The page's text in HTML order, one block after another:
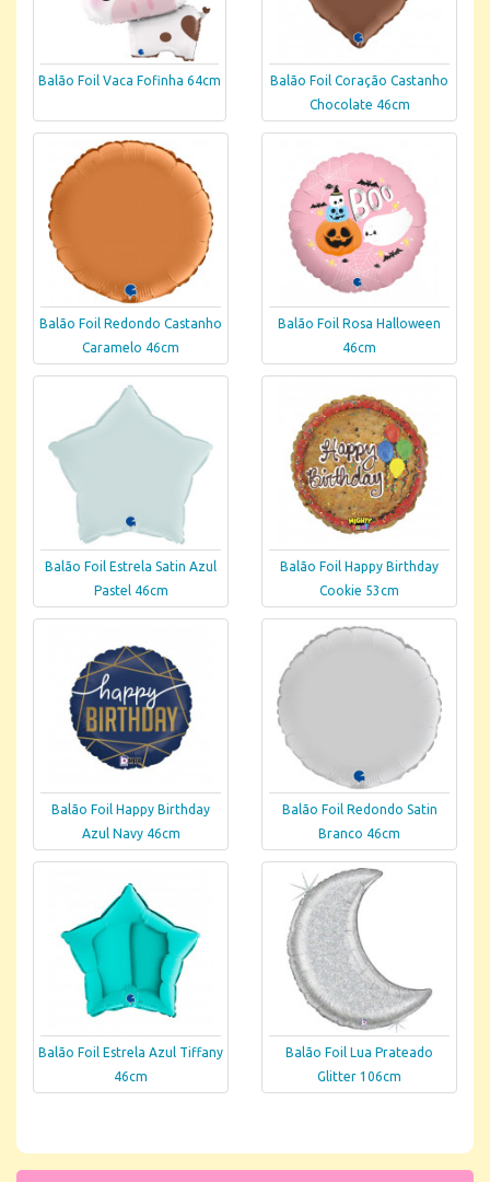
Balão Foil Vaca Fofinha 64cm
Balão Foil Coração Castanho
Chocolate 46cm
Balão Foil Redondo Castanho
Caramelo 46cm
Balão Foil Rosa Halloween
46cm
Balão Foil Estrela Satin Azul
Pastel 46cm
Balão Foil Happy Birthday
Cookie 53cm
Balão Foil Happy Birthday
Azul Navy 46cm
Balão Foil Redondo Satin
Branco 46cm
Balão Foil Estrela Azul Tiffany
46cm
Balão Foil Lua Prateado
Glitter 106cm